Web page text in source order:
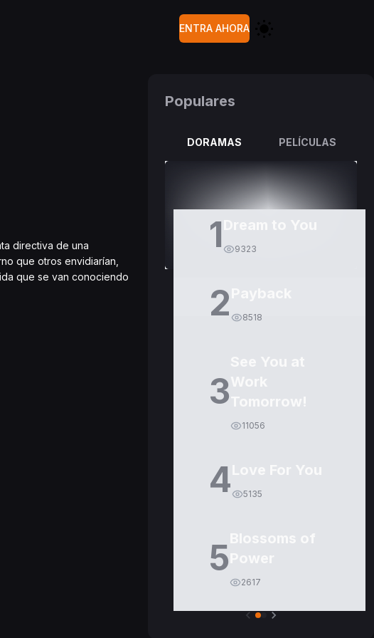
ENTRA AHORA
directiva de una
que otros envidiarían,
que se van conociendo
Populares
DORAMAS PELÍCULAS
1 9323
2 8518
3
11056
4 5135
5
2617